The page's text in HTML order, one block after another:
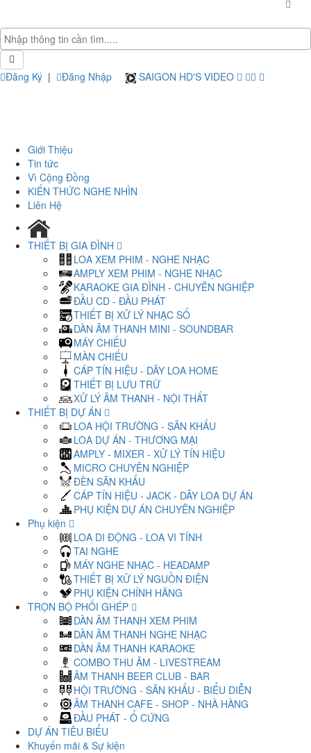
Đăng Ký | Đăng Nhập SAIGON HD'S VIDEO
Giới Thiệu
Tin tức
Vì Cộng Đồng
KIẾN THỨC NGHE NHÌN
Liên Hệ
THIẾT BỊ GIA ĐÌNH
LOA XEM PHIM - NGHE NHẠC
AMPLY XEM PHIM - NGHE NHẠC
KARAOKE GIA ĐÌNH - CHUYÊN NGHIỆP
ĐẦU CD - ĐẦU PHÁT
THIẾT BỊ XỬ LÝ NHẠC SỐ
DÀN ÂM THANH MINI - SOUNDBAR
MÁY CHIẾU
MÀN CHIẾU
CÁP TÍN HIỆU - DÂY LOA HOME
THIẾT BỊ LƯU TRỮ
XỬ LÝ ÂM THANH - NỘI THẤT
THIẾT BỊ DỰ ÁN
LOA HỘI TRƯỜNG - SÂN KHẤU
LOA DỰ ÁN - THƯƠNG MẠI
AMPLY - MIXER - XỬ LÝ TÍN HIỆU
MICRO CHUYÊN NGHIỆP
ĐÈN SÂN KHẤU
CÁP TÍN HIỆU - JACK - DÂY LOA DỰ ÁN
PHỤ KIỆN DỰ ÁN CHUYÊN NGHIỆP
Phụ kiện
LOA DI ĐỘNG - LOA VI TÍNH
TAI NGHE
MÁY NGHE NHẠC - HEADAMP
THIẾT BỊ XỬ LÝ NGUỒN ĐIỆN
PHỤ KIỆN CHÍNH HÃNG
TRỌN BỘ PHỐI GHÉP
DÀN ÂM THANH XEM PHIM
DÀN ÂM THANH NGHE NHẠC
DÀN ÂM THANH KARAOKE
COMBO THU ÂM - LIVESTREAM
ÂM THANH BEER CLUB - BAR
HỘI TRƯỜNG - SÂN KHẤU - BIỂU DIỄN
ÂM THANH CAFE - SHOP - NHÀ HÀNG
ĐẦU PHÁT - Ổ CỨNG
DỰ ÁN TIÊU BIỂU
Khuyến mãi & Sự kiện